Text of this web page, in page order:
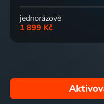
jednorázově
1 899 Kč